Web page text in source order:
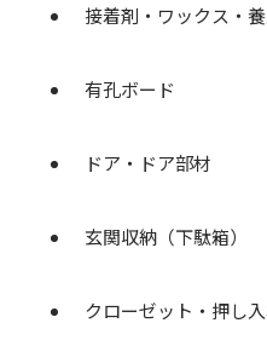
接着剤・ワックス・
有孔ボード
ドア・ドア部材
玄関収納（下駄箱）
クローゼット・押し